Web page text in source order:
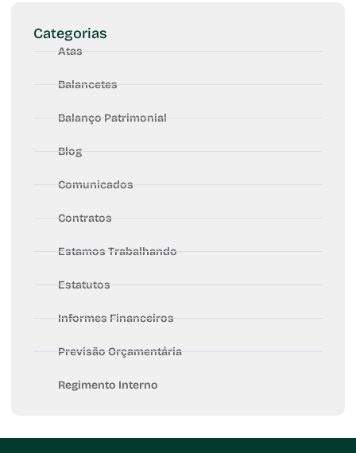
Categorias
Atas
Balancetes
Balanço Patrimonial
Blog
Comunicados
Contratos
Estamos Trabalhando
Estatutos
Informes Financeiros
Previsão Orçamentária
Regimento Interno